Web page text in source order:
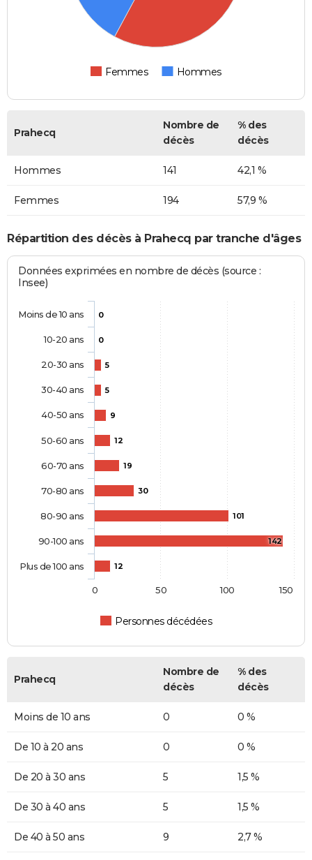
Femmes Hommes
Prahecq
Nombre de
décès
% des
décès
Hommes 141 42,1 %
Femmes 194 57,9 %
Répartition des décès à Prahecq par tranche d'âges
Données exprimées en nombre de décès (source :
Insee)
0
0
5
5
9
12
19
30
101
142
12
Personnes décédées
Moins de 10 ans
10-20 ans
20-30 ans
30-40 ans
40-50 ans
50-60 ans
60-70 ans
70-80 ans
80-90 ans
90-100 ans
Plus de 100 ans
0 50 100 150
Prahecq
Nombre de
décès
% des
décès
Moins de 10 ans 0 0 %
De 10 à 20 ans 0 0 %
De 20 à 30 ans 5 1,5 %
De 30 à 40 ans 5 1,5 %
De 40 à 50 ans 9 2,7 %